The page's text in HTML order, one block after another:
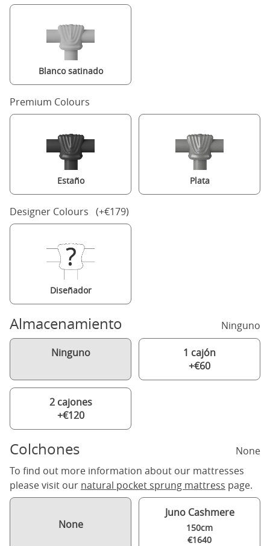
Blanco satinado
Premium Colours
Estaño Plata
Designer Colours (+€179)
Diseñador
Almacenamiento Ninguno
Ninguno
1 cajón
+€60
2 cajones
+€120
Colchones
None
To find out more information about our mattresses
please visit our natural pocket sprung mattress page.
None
Juno Cashmere
150cm
€1640